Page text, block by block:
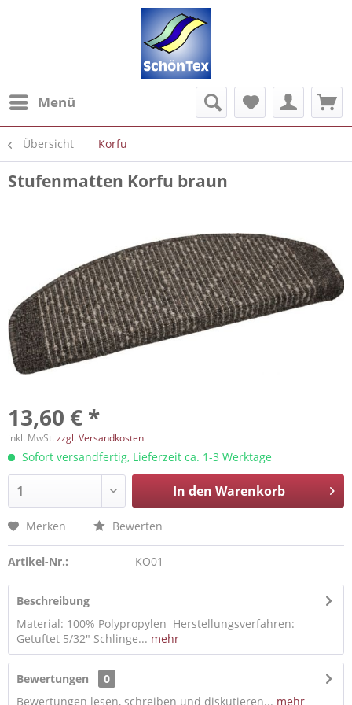
Menü
Übersicht Korfu
Stufenmatten Korfu braun
13,60 € *
inkl. MwSt. zzgl. Versandkosten
Sofort versandfertig, Lieferzeit ca. 1-3 Werktage
In den Warenkorb
Merken Bewerten
Artikel-Nr.: KO01
Beschreibung
Material: 100% Polypropylen Herstellungsverfahren:
Getuftet 5/32" Schlinge... mehr
Bewertungen
0
Bewertungen lesen, schreiben und diskutieren... mehr